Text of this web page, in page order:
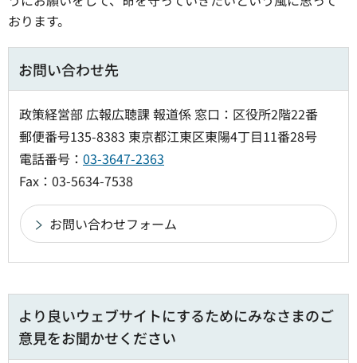
おります。
お問い合わせ先
政策経営部 広報広聴課 報道係 窓口：区役所2階22番
郵便番号135-8383 東京都江東区東陽4丁目11番28号
電話番号： 03-3647-2363
Fax：03-5634-7538
より良いウェブサイトにするためにみなさまのご
意見をお聞かせください